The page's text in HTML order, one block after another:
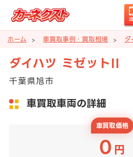
ホーム 車買取事例・買取相場 ダ
ダイハツ ミゼットII
千葉県旭市
車買取車両の詳細
車買取価格
0 円